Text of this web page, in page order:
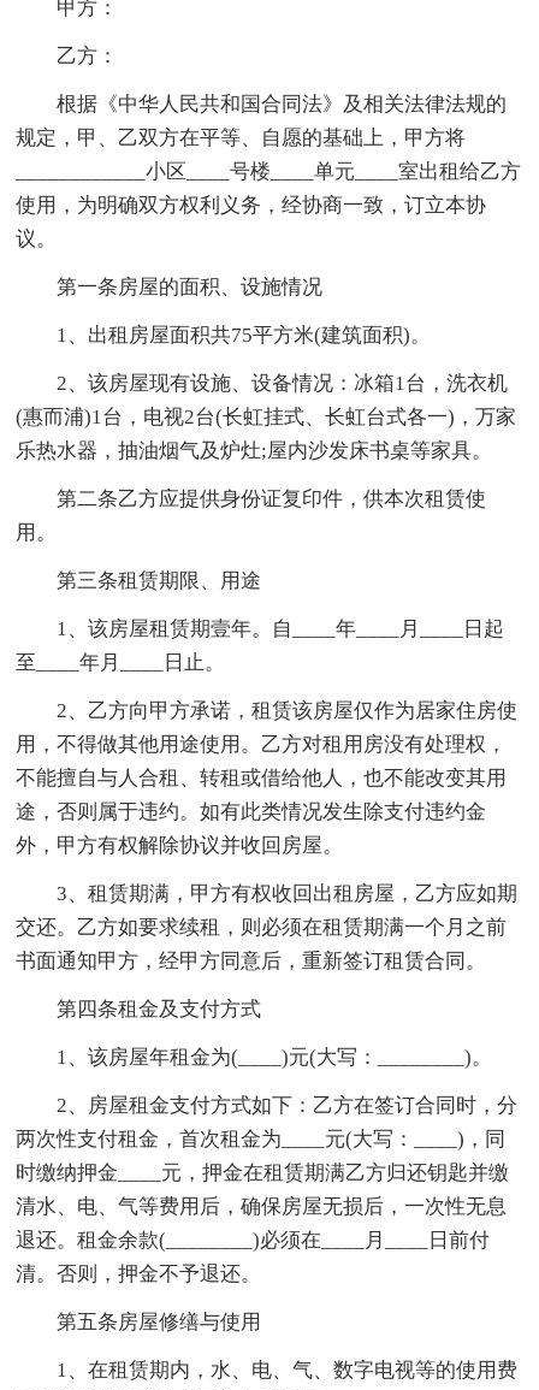
甲方：
乙方：
根据《中华人民共和国合同法》及相关法律法规的
规定，甲、乙双方在平等、自愿的基础上，甲方将
____________小区____号楼____单元____室出租给乙方
使用，为明确双方权利义务，经协商一致，订立本协
议。
第一条房屋的面积、设施情况
1、出租房屋面积共75平方米(建筑面积)。
2、该房屋现有设施、设备情况：冰箱1台，洗衣机
(惠而浦)1台，电视2台(长虹挂式、长虹台式各一)，万家
乐热水器，抽油烟气及炉灶;屋内沙发床书桌等家具。
第二条乙方应提供身份证复印件，供本次租赁使
用。
第三条租赁期限、用途
1、该房屋租赁期壹年。自____年____月____日起
至____年月____日止。
2、乙方向甲方承诺，租赁该房屋仅作为居家住房使
用，不得做其他用途使用。乙方对租用房没有处理权，
不能擅自与人合租、转租或借给他人，也不能改变其用
途，否则属于违约。如有此类情况发生除支付违约金
外，甲方有权解除协议并收回房屋。
3、租赁期满，甲方有权收回出租房屋，乙方应如期
交还。乙方如要求续租，则必须在租赁期满一个月之前
书面通知甲方，经甲方同意后，重新签订租赁合同。
第四条租金及支付方式
1、该房屋年租金为(____)元(大写：________)。
2、房屋租金支付方式如下：乙方在签订合同时，分
两次性支付租金，首次租金为____元(大写：____)，同
时缴纳押金____元，押金在租赁期满乙方归还钥匙并缴
清水、电、气等费用后，确保房屋无损后，一次性无息
退还。租金余款(________)必须在____月____日前付
清。否则，押金不予退还。
第五条房屋修缮与使用
1、在租赁期内，水、电、气、数字电视等的使用费